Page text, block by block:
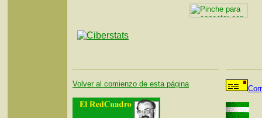
Volver al comienzo de esta página